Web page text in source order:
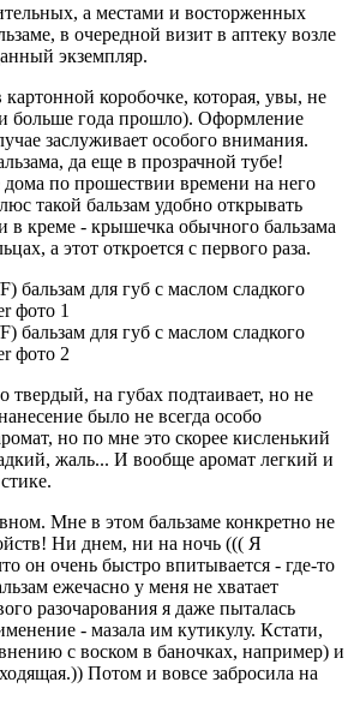
а местами и восторженных
в очередной визит в аптеку возле
экземпляр.
картонной коробочке, которая, увы, не
больше года прошло). Оформление
заслуживает особого внимания.
да еще в прозрачной тубе!
дома по прошествии времени на него
такой бальзам удобно открывать
в креме - крышечка обычного бальзама
а этот откроется с первого раза.
твердый, на губах подтаивает, но не
было не всегда особо
но по мне это скорее кисленький
жаль... И вообще аромат легкий и
Мне в этом бальзаме конкретно не
Ни днем, ни на ночь ((( Я
он очень быстро впитывается - где-то
ежечасно у меня не хватает
разочарования я даже пыталась
- мазала им кутикулу. Кстати,
с воском в баночках, например) и
Потом и вовсе забросила на